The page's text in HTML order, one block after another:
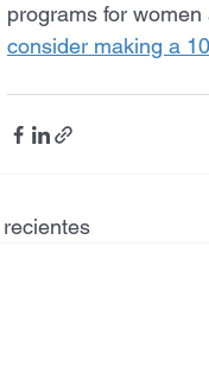
programs for
consider making a